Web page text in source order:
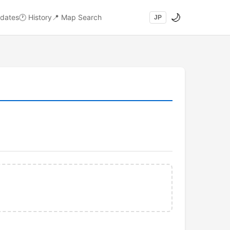
🕐 History 📍 Map Search JP 🌙